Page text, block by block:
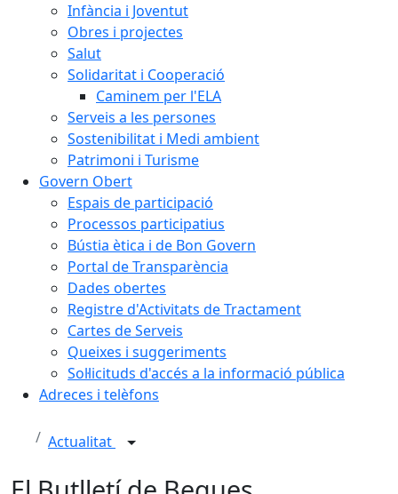
Infància i Joventut
Obres i projectes
Salut
Solidaritat i Cooperació
Caminem per l'ELA
Serveis a les persones
Sostenibilitat i Medi ambient
Patrimoni i Turisme
Govern Obert
Espais de participació
Processos participatius
Bústia ètica i de Bon Govern
Portal de Transparència
Dades obertes
Registre d'Activitats de Tractament
Cartes de Serveis
Queixes i suggeriments
Sol·licituds d'accés a la informació pública
Adreces i telèfons
Actualitat